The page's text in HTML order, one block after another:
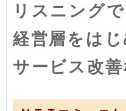
リスニング
経営層をは
サービス改